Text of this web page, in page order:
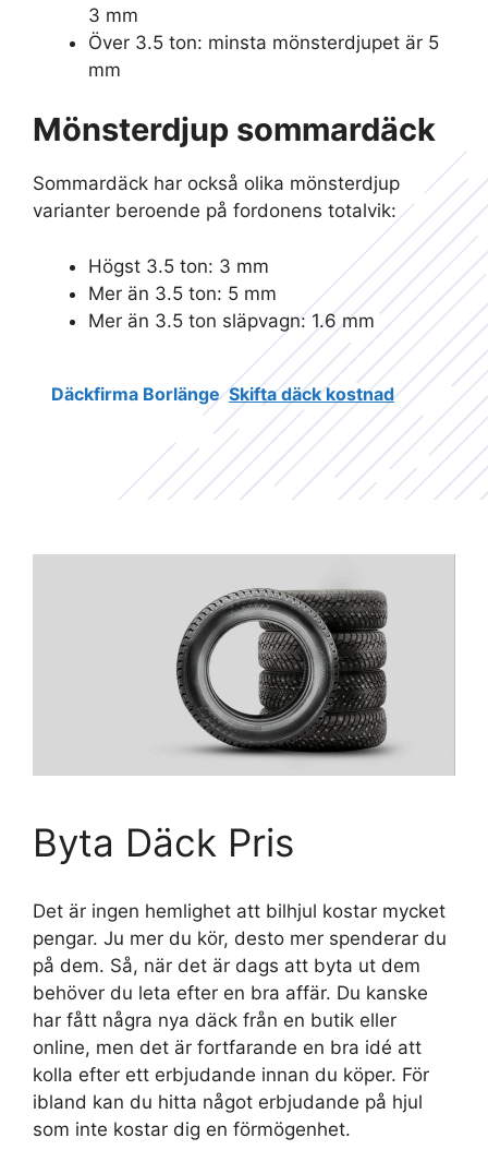
3 mm
Över 3.5 ton: minsta mönsterdjupet är 5
mm
Mönsterdjup sommardäck
Sommardäck har också olika mönsterdjup
varianter beroende på fordonens totalvik:
Högst 3.5 ton: 3 mm
Mer än 3.5 ton: 5 mm
Mer än 3.5 ton släpvagn: 1.6 mm
Däckfirma Borlänge Skifta däck kostnad
Byta Däck Pris
Det är ingen hemlighet att bilhjul kostar mycket
pengar. Ju mer du kör, desto mer spenderar du
på dem. Så, när det är dags att byta ut dem
behöver du leta efter en bra affär. Du kanske
har fått några nya däck från en butik eller
online, men det är fortfarande en bra idé att
kolla efter ett erbjudande innan du köper. För
ibland kan du hitta något erbjudande på hjul
som inte kostar dig en förmögenhet.